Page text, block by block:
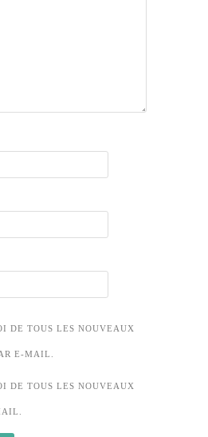
DE TOUS LES NOUVEAUX
E-MAIL.
DE TOUS LES NOUVEAUX